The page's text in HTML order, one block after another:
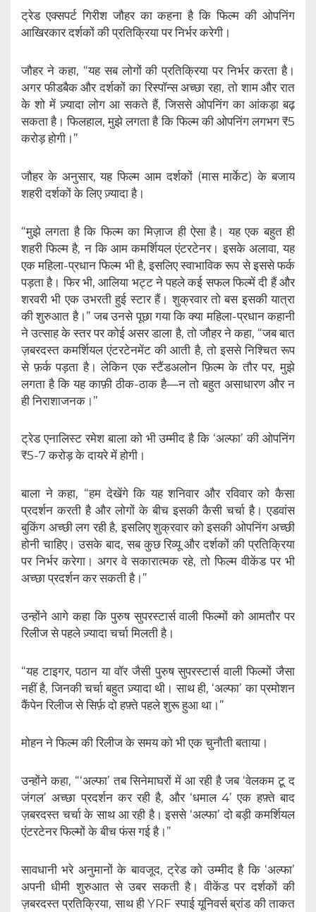
ट्रेड एक्सपर्ट गिरीश जौहर का कहना है कि फिल्म की ओपनिंग
आखिरकार दर्शकों की प्रतिक्रिया पर निर्भर करेगी।
जौहर ने कहा, “यह सब लोगों की प्रतिक्रिया पर निर्भर करता है।
अगर फीडबैक और दर्शकों का रिस्पॉन्स अच्छा रहा, तो शाम और रात
के शो में ज़्यादा लोग आ सकते हैं, जिससे ओपनिंग का आंकड़ा बढ़
सकता है। फिलहाल, मुझे लगता है कि फिल्म की ओपनिंग लगभग ₹5
करोड़ होगी।”
जौहर के अनुसार, यह फिल्म आम दर्शकों (मास मार्केट) के बजाय
शहरी दर्शकों के लिए ज़्यादा है।
“मुझे लगता है कि फिल्म का मिज़ाज ही ऐसा है। यह एक बहुत ही
शहरी फिल्म है, न कि आम कमर्शियल एंटरटेनर। इसके अलावा, यह
एक महिला-प्रधान फिल्म भी है, इसलिए स्वाभाविक रूप से इससे फर्क
पड़ता है। फिर भी, आलिया भट्ट ने पहले कई सफल फिल्में दी हैं और
शरवरी भी एक उभरती हुई स्टार हैं। शुक्रवार तो बस इसकी यात्रा
की शुरुआत है।” जब उनसे पूछा गया कि क्या महिला-प्रधान कहानी
ने उत्साह के स्तर पर कोई असर डाला है, तो जौहर ने कहा, “जब बात
ज़बरदस्त कमर्शियल एंटरटेनमेंट की आती है, तो इससे निश्चित रूप
से फ़र्क पड़ता है। लेकिन एक स्टैंडअलोन फ़िल्म के तौर पर, मुझे
लगता है कि यह काफ़ी ठीक-ठाक है—न तो बहुत असाधारण और न
ही निराशाजनक।”
ट्रेड एनालिस्ट रमेश बाला को भी उम्मीद है कि ‘अल्फा’ की ओपनिंग
₹5-7 करोड़ के दायरे में होगी।
बाला ने कहा, “हम देखेंगे कि यह शनिवार और रविवार को कैसा
प्रदर्शन करती है और लोगों के बीच इसकी कैसी चर्चा है। एडवांस
बुकिंग अच्छी लग रही है, इसलिए शुक्रवार को इसकी ओपनिंग अच्छी
होनी चाहिए। उसके बाद, सब कुछ रिव्यू और दर्शकों की प्रतिक्रिया
पर निर्भर करेगा। अगर वे सकारात्मक रहे, तो फिल्म वीकेंड पर भी
अच्छा प्रदर्शन कर सकती है।”
उन्होंने आगे कहा कि पुरुष सुपरस्टार्स वाली फिल्मों को आमतौर पर
रिलीज से पहले ज़्यादा चर्चा मिलती है।
“यह टाइगर, पठान या वॉर जैसी पुरुष सुपरस्टार्स वाली फिल्मों जैसा
नहीं है, जिनकी चर्चा बहुत ज़्यादा थी। साथ ही, ‘अल्फा’ का प्रमोशन
कैंपेन रिलीज से सिर्फ़ दो हफ़्ते पहले शुरू हुआ था।”
मोहन ने फिल्म की रिलीज के समय को भी एक चुनौती बताया।
उन्होंने कहा, “‘अल्फा’ तब सिनेमाघरों में आ रही है जब ‘वेलकम टू द
जंगल’ अच्छा प्रदर्शन कर रही है, और ‘धमाल 4’ एक हफ़्ते बाद
ज़बरदस्त चर्चा के साथ आ रही है। इससे ‘अल्फा’ दो बड़ी कमर्शियल
एंटरटेनर फिल्मों के बीच फंस गई है।”
सावधानी भरे अनुमानों के बावजूद, ट्रेड को उम्मीद है कि ‘अल्फा’
अपनी धीमी शुरुआत से उबर सकती है। वीकेंड पर दर्शकों की
ज़बरदस्त प्रतिक्रिया, साथ ही YRF स्पाई यूनिवर्स ब्रांड की ताकत